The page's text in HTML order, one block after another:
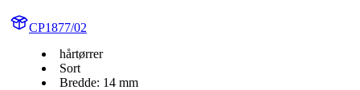
CP1877/02
hårtørrer
Sort
Bredde: 14 mm